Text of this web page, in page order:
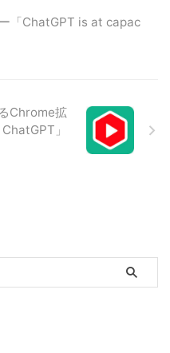
「ChatGPT is at capac
Chrome拡
」